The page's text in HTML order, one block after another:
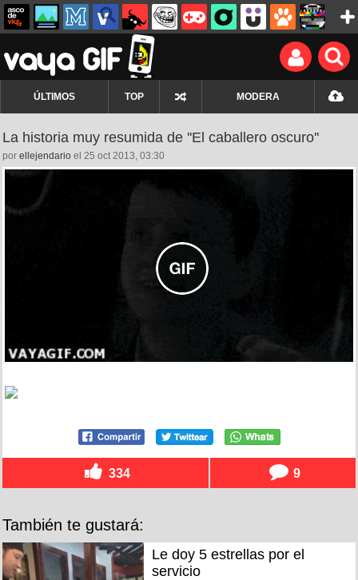
ÚLTIMOS TOP MODERA
La historia muy resumida de ''El caballero oscuro''
por ellejendario el 25 oct 2013, 03:30
334 9
También te gustará:
Le doy 5 estrellas por el
servicio